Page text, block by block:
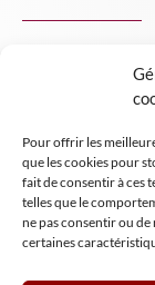
Pour offrir les
que les cookies pour
fait de consentir à ces
telles que le
ne pas consentir ou
certaines
INSIGHT NPA